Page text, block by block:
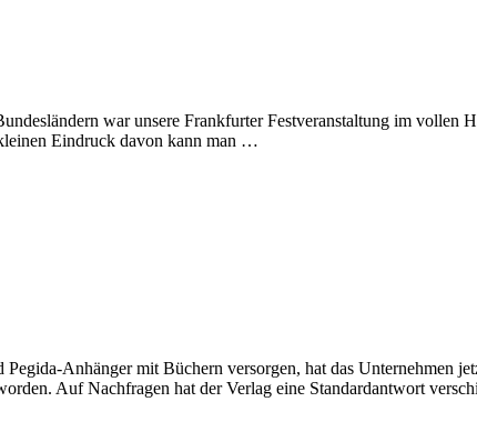
war unsere Frankfurter Festveranstaltung im vollen
Eindruck davon kann man …
Anhänger mit Büchern versorgen, hat das Unternehmen
Auf Nachfragen hat der Verlag eine Standardantwort